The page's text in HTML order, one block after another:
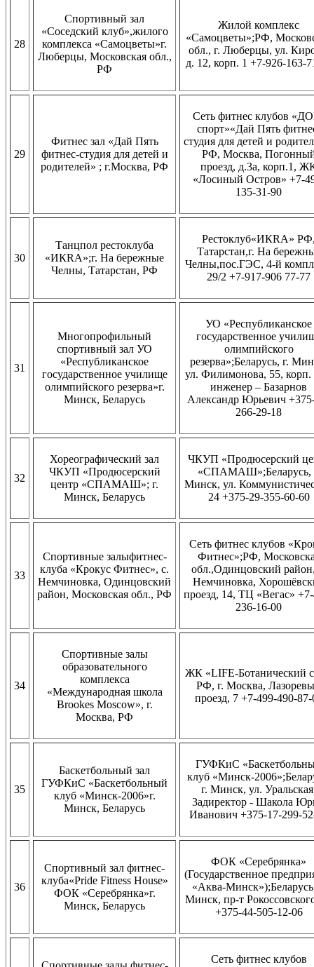
28
Спортивный зал
«Соседский клуб»,жилого
комплекса «Самоцветы»г.
Люберцы, Московская обл.,
РФ
Жилой комплекс
«Самоцветы»;РФ,
обл., г. Люберцы, ул.
д. 12, корп. 1 +7-926-163-
29
Фитнес зал «Дай Пять
фитнес-студия для детей и
родителей» ; г.Москва, РФ
Сеть фитнес клубов
спорт»«Дай Пять
студия для детей и
РФ, Москва,
проезд, д.3а, корп.1,
«Лосиный Остров» +7-
135-31-90
30
Танцпол рестоклуба
«ИКRА»;г. На бережные
Челны, Татарстан, РФ
Рестоклуб«ИКRА»
Татарстан,г. На
Челны,пос.ГЭС, 4-й
29/2 +7-917-906 77-77
31
Многопрофильный
спортивный зал УО
«Республиканское
государственное училище
олимпийского резерва»г.
Минск, Беларусь
УО «Республиканское
государственное
олимпийского
резерва»;Беларусь, г.
ул. Филимонова, 55, корп.
инженер – Базарнов
Александр Юрьевич
266-29-18
32
Хореографический зал
ЧКУП «Продюсерский
центр «СПАМАШ»; г.
Минск, Беларусь
ЧКУП «Продюсерский
«СПАМАШ»;Беларусь,
Минск, ул.
24 +375-29-355-60-60
33
Спортивные залыфитнес-
клуба «Крокус Фитнес», с.
Немчиновка, Одинцовский
район, Московская обл., РФ
Сеть фитнес клубов
Фитнес»;РФ,
обл.,Одинцовский
Немчиновка,
проезд, 14, ТЦ «Вегас»
236-16-00
34
Спортивные залы
образовательного
комплекса
«Международная школа
Brookes Moscow», г.
Москва, РФ
ЖК «LIFE-Ботанический
РФ, г. Москва,
проезд, 7 +7-499-490-87-
35
Баскетбольный зал
ГУФКиС «Баскетбольный
клуб «Минск-2006»г.
Минск, Беларусь
ГУФКиС
клуб «Минск-
г. Минск, ул.
3адиректор - Шакола
Иванович +375-17-299-
36
Спортивный зал фитнес-
клуба«Pride Fitness House»
ФОК «Серебрянка»г.
Минск, Беларусь
ФОК «Серебрянка»
(Государственное
«Аква-
Минск, пр-т
+375-44-505-12-06
Сеть фитнес клубов